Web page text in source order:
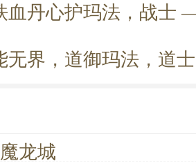
血丹心护玛法，战
无界，道御玛法，道
龙城